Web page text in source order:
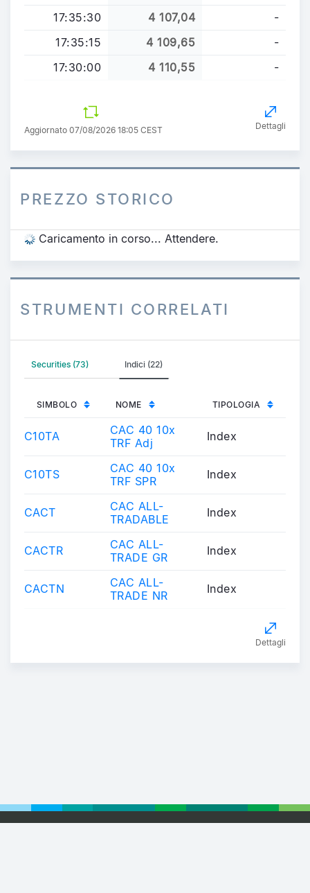
17:35:30
4 107,04
-
17:35:15
4 109,65
-
17:30:00
4 110,55 -
Aggiornato 07/08/2026 18:05 CEST Dettagli
PREZZO STORICO
Caricamento in corso... Attendere.
STRUMENTI CORRELATI
Securities (73) Indici (22)
SIMBOLO NOME TIPOLOGIA
C10TA
CAC 40 10x
TRF Adj
Index
C10TS
CAC 40 10x
TRF SPR
Index
CACT
CAC ALL-
TRADABLE
Index
CACTR
CAC ALL-
TRADE GR
Index
CACTN
CAC ALL-
TRADE NR
Index
Dettagli